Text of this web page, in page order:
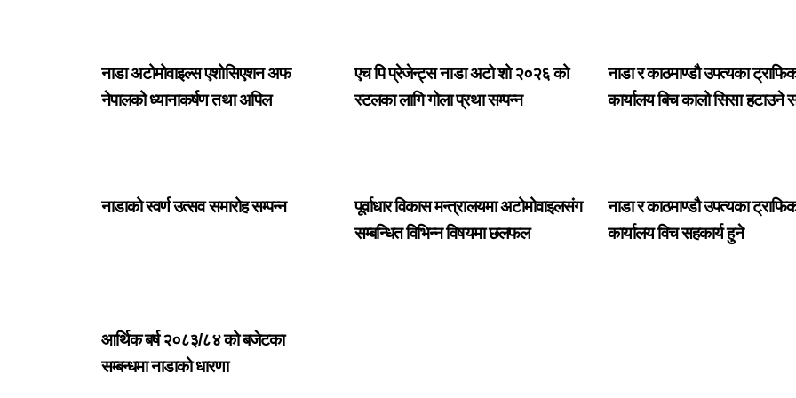
नाडा अटोमोवाइल्स एशोसिएशन अफ
नेपालको ध्यानाकर्षण तथा अपिल
एच पि प्रेजेन्ट्स नाडा अटो शो २०२६ को
स्टलका लागि गोला प्रथा सम्पन्न
नाडा र काठमाण्डौ उपत्यका
कार्यालय बिच कालो सिसा हटाउने
नाडाको स्वर्ण उत्सव समारोह सम्पन्न
पूर्वाधार विकास मन्त्रालयमा अटोमोवाइलसंग
सम्बन्धित विभिन्न विषयमा छलफल
नाडा र काठमाण्डौ उपत्यका
कार्यालय विच सहकार्य हुने
आर्थिक बर्ष २०८३/८४ को बजेटका
सम्बन्धमा नाडाको धारणा